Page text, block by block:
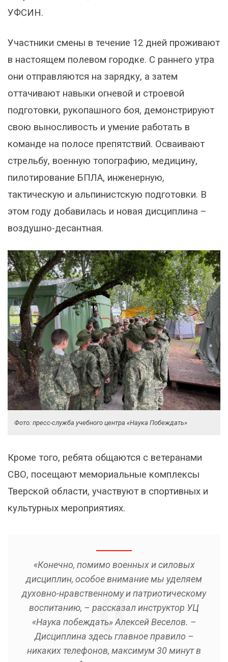
УФСИН.
Участники смены в течение 12 дней проживают
в настоящем полевом городке. С раннего утра
они отправляются на зарядку, а затем
оттачивают навыки огневой и строевой
подготовки, рукопашного боя, демонстрируют
свою выносливость и умение работать в
команде на полосе препятствий. Осваивают
стрельбу, военную топографию, медицину,
пилотирование БПЛА, инженерную,
тактическую и альпинистскую подготовки. В
этом году добавилась и новая дисциплина –
воздушно-десантная.
Фото: пресс-служба учебного центра «Наука Побеждать»
Кроме того, ребята общаются с ветеранами
СВО, посещают мемориальные комплексы
Тверской области, участвуют в спортивных и
культурных мероприятиях.
«Конечно, помимо военных и силовых
дисциплин, особое внимание мы уделяем
духовно-нравственному и патриотическому
воспитанию, – рассказал инструктор УЦ
«Наука побеждать» Алексей Веселов. –
Дисциплина здесь главное правило –
никаких телефонов, максимум 30 минут в